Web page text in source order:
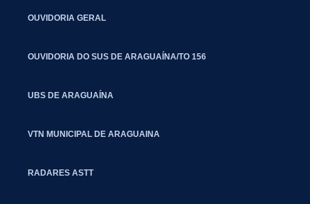
OUVIDORIA GERAL
OUVIDORIA DO SUS DE ARAGUAÍNA/TO 156
UBS DE ARAGUAÍNA
VTN MUNICIPAL DE ARAGUAINA
RADARES ASTT